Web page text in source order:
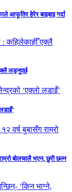
आफूतिर हेरेर बाइबाइ गर्दा
लड्नुपर्छ
बोलचालै भएन, छुरी छल्न